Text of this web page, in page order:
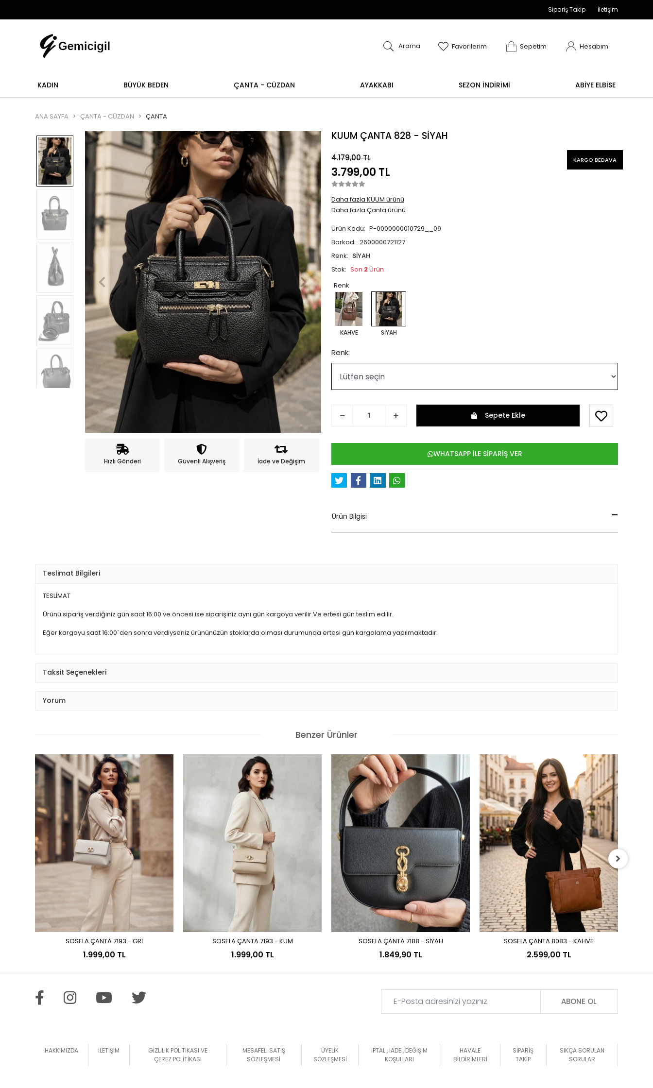
Abiye alışverişlerinizde iade ve değişim işlemi yoktur. Abiye alışverişlerinizde iade ve değişim işlemi yoktur. Abiye alışverişlerinizde
Sipariş Takip İletişim
Arama Favorilerim Sepetim Hesabım
KADIN BÜYÜK BEDEN ÇANTA - CÜZDAN AYAKKABI SEZON İNDİRİMİ ABİYE ELBİSE
ANA SAYFA ÇANTA - CÜZDAN ÇANTA
Hızlı Gönderi Güvenli Alışveriş İade ve Değişim
KUUM ÇANTA 828 - SİYAH
4.179,00 TL
3.799,00 TL
KARGO BEDAVA
Daha fazla KUUM ürünü
Daha fazla Çanta ürünü
Ürün Kodu: P-0000000010729__09
Barkod: 2600000721127
Renk: SİYAH
Stok: Son 2Ürün
Renk
KAHVE SİYAH
Renk:
Sepete Ekle
WHATSAPP İLE SİPARİŞ VER
Ürün Bilgisi
Teslimat Bilgileri
TESLİMAT
Ürünü sipariş verdiğiniz gün saat 16:00 ve öncesi ise siparişiniz aynı gün kargoya verilir.Ve ertesi gün teslim edilir.
Eğer kargoyu saat 16:00`den sonra verdiyseniz ürününüzün stoklarda olması durumunda ertesi gün kargolama yapılmaktadır.
Taksit Seçenekleri
Yorum
Benzer Ürünler
Sepete Ekle
SOSELA ÇANTA 7193 - GRİ
1.999,00 TL
Sepete Ekle
SOSELA ÇANTA 7193 - KUM
1.999,00 TL
Sepete Ekle
SOSELA ÇANTA 7188 - SİYAH
1.849,90 TL
Sepete Ekle
SOSELA ÇANTA 8083 - KAHVE
2.599,00 TL
ABONE OL
HAKKIMIZDA İLETİŞİM
GİZLİLİK POLİTİKASI VE
ÇEREZ POLİTİKASI
MESAFELİ SATIŞ
SÖZLEŞMESİ
ÜYELİK
SÖZLEŞMESİ
İPTAL , İADE , DEĞİŞİM
KOŞULLARI
HAVALE
BİLDİRİMLERİ
SİPARİŞ
TAKİP
SIKÇA SORULAN
SORULAR